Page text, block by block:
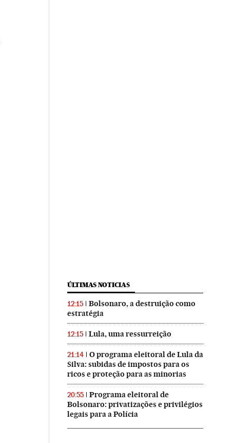
ÚLTIMAS NOTICIAS
12:15
Bolsonaro, a destruição como
estratégia
12:15 Lula, uma ressurreição
21:14
O programa eleitoral de Lula da
Silva: subidas de impostos para os
ricos e proteção para as minorias
20:55
Programa eleitoral de
Bolsonaro: privatizações e privilégios
legais para a Polícia